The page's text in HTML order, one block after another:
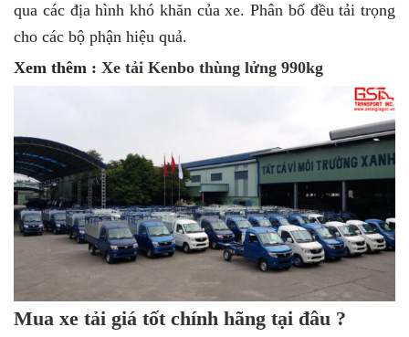
qua các địa hình khó khăn của xe. Phân bố đều tải trọng
cho các bộ phận hiệu quả.
Xem thêm : Xe tải Kenbo thùng lửng 990kg
Mua xe tải giá tốt chính hãng tại đâu ?